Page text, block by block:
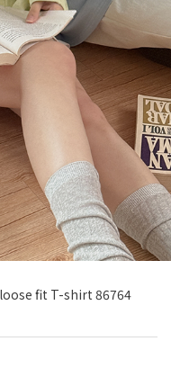
loose fit T-shirt 86764